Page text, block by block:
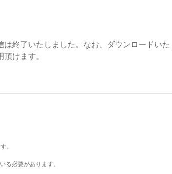
は終了いたしました。なお、ダウンロードいた
頂けます。
。
る必要があります。